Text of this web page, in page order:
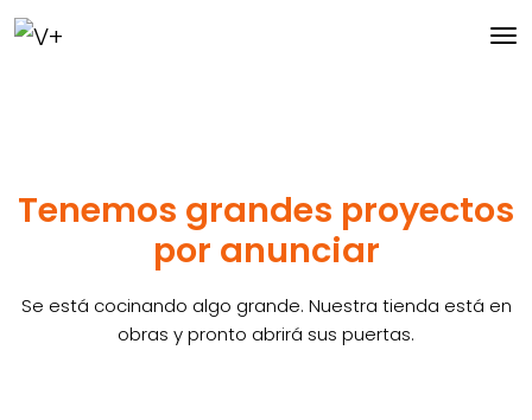
Tenemos grandes proyectos
por anunciar
Se está cocinando algo grande. Nuestra tienda está en
obras y pronto abrirá sus puertas.